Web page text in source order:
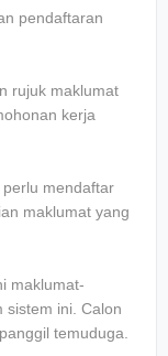
pendaftaran
rujuk maklumat
kerja
mendaftar
maklumat yang
maklumat-
sistem ini. Calon
temuduga.